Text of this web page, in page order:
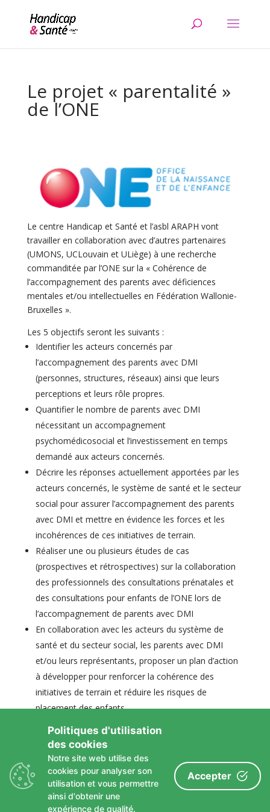
content
Le projet « parentalité »
de l’ONE
Le centre Handicap et Santé et l’asbl ARAPH vont
travailler en collaboration avec d’autres partenaires
(UMONS, UCLouvain et ULiège) à une recherche
commanditée par l’ONE sur la « Cohérence de
l’accompagnement des parents avec déficiences
mentales et/ou intellectuelles en Fédération Wallonie-
Bruxelles ».
Les 5 objectifs seront les suivants :
Identifier les acteurs concernés par
l’accompagnement des parents avec DMI
(personnes, structures, réseaux) ainsi que leurs
perceptions et leurs rôle propres.
Quantifier le nombre de parents avec DMI
nécessitant un accompagnement
psychomédicosocial et l’investissement en temps
demandé aux acteurs concernés.
Décrire les réponses actuellement apportées par les
acteurs concernés, le système de santé et le secteur
social pour assurer l’accompagnement des parents
avec DMI et mettre en évidence les forces et les
incohérences de ces initiatives de terrain.
Réaliser une ou plusieurs études de cas
(prospectives et rétrospectives) sur la collaboration
des professionnels des consultations prénatales et
des consultations pour enfants de l’ONE lors de
l’accompagnement de parents avec DMI
En collaboration avec les acteurs du système de
santé et du secteur social, les parents avec DMI
et/ou leurs représentants, proposer un plan d’action
à développer pour renforcer la cohérence des
initiatives de terrain et réduire les risques de
placement des enfants
Le service Handicap & Santé
Nos projets en promotion de santé
Politiques d'utilisation
des cookies
Notre site web utilise des
cookies pour analyser son
utilisation et vous permettre
ainsi d'obtenir une
expérience de qualité.
Accepter